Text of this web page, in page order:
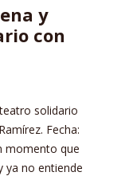
y
con
solidario
Fecha:
momento que
ya no entiende